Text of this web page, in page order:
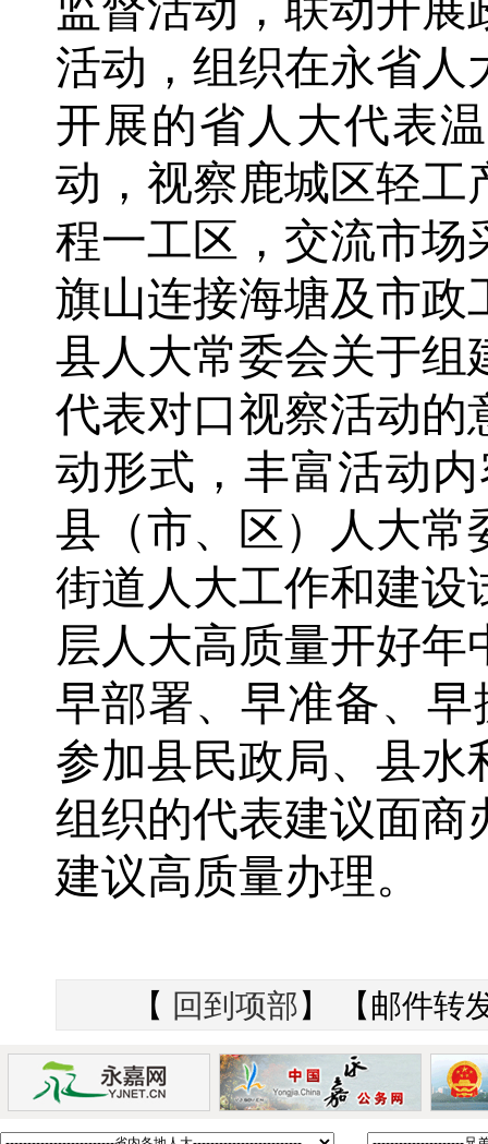
活动，组织在永省人
开展的省人大代表
动，视察鹿城区轻工
程一工区，交流市场
旗山连接海塘及市政
县人大常委会关于组
代表对口视察活动的
动形式，丰富活动
县（市、区）人大常
街道人大工作和建设
层人大高质量开好
早部署、早准备、早
参加县民政局、县水
组织的代表建议面商
建议高质量办理。
【 回到项部】 【邮件转